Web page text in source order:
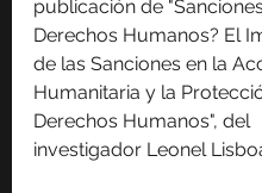
publicación de
Derechos Humanos? El
de las Sanciones en la
Humanitaria y la
Derechos Humanos", del
investigador Leonel